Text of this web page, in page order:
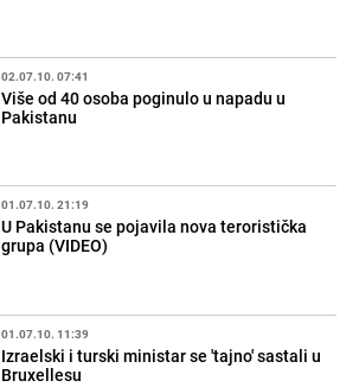
02.07.10. 07:41
Više od 40 osoba poginulo u napadu u
Pakistanu
01.07.10. 21:19
U Pakistanu se pojavila nova teroristička
grupa (VIDEO)
01.07.10. 11:39
Izraelski i turski ministar se 'tajno' sastali u
Bruxellesu